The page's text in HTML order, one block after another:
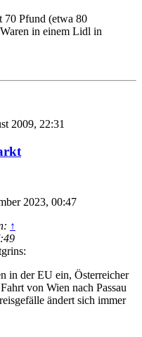
70 Pfund (etwa 80
in einem Lidl in
2009, 22:31
2023, 00:47
↑
in der EU ein, Österreicher
von Wien nach Passau
ändert sich immer